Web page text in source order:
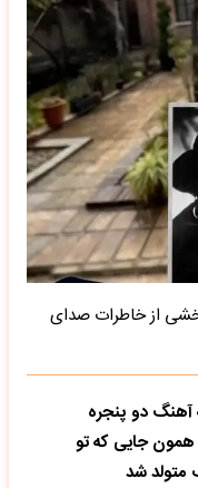
بخشی از خاطرات صدای
آهنگ دو پنجره
جایی که تو
متولد شد